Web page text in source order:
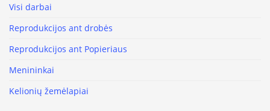
Visi darbai
Reprodukcijos ant drobės
Reprodukcijos ant Popieriaus
Menininkai
Kelionių žemėlapiai